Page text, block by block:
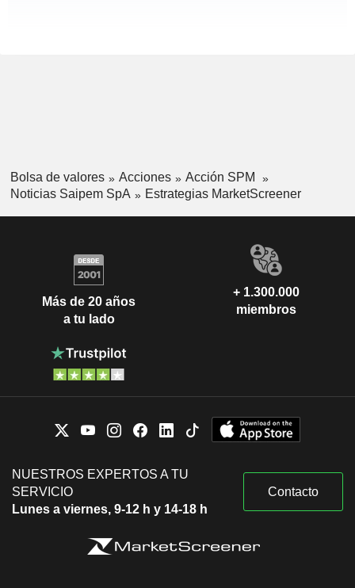
Bolsa de valores Acciones
Acción SPM
Noticias Saipem SpA
Estrategias MarketScreener
Más de 20 años
a tu lado
+ 1.300.000
miembros
NUESTROS EXPERTOS A TU
SERVICIO
Lunes a viernes, 9-12 h y 14-18 h
Contacto